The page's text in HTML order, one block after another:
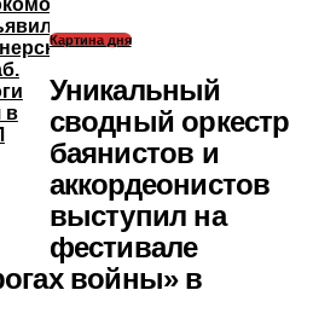
в
Картина дня
Уникальный
сводный оркестр
баянистов и
аккордеонистов
выступил на
фестивале
войны» в